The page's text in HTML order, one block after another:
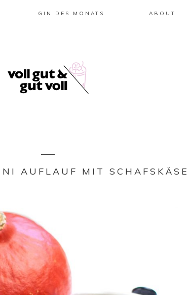
GIN DES MONATS ABOUT
AUFLAUF MIT SCHAFSKÄSE